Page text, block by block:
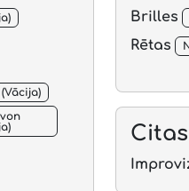
Brilles
Rētas